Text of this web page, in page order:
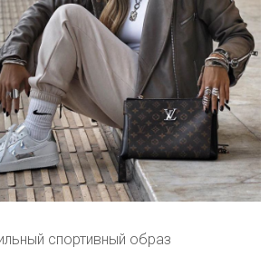
спортивный образ